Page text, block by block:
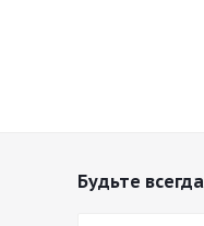
Будьте